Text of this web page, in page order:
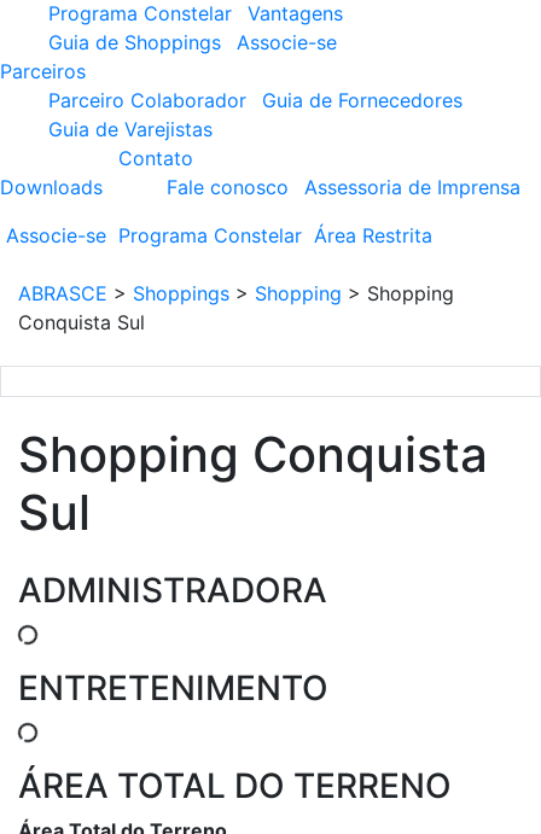
Programa Constelar
Vantagens
Guia de Shoppings
Associe-se
Parceiros
Parceiro Colaborador
Guia de Fornecedores
Guia de Varejistas
Downloads
Contato
Fale conosco
Assessoria de Imprensa
Associe-se Programa Constelar Área Restrita
ABRASCE > Shoppings > Shopping > Shopping
Conquista Sul
Shopping Conquista
Sul
ADMINISTRADORA
ENTRETENIMENTO
ÁREA TOTAL DO TERRENO